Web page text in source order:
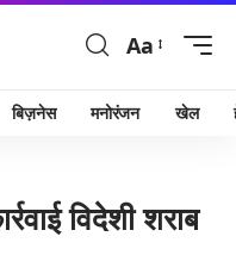
Aa
बिज़नेस मनोरंजन खेल
विदेशी शराब